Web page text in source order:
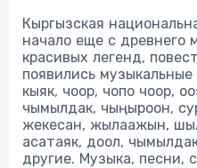
Кыргызская
начало еще с древнего
красивых легенд,
появились
кыяк, чоор, чопо чоор,
чымылдак, чыңыроон,
жекесан, жылаажын,
асатаяк, доол,
другие. Музыка, песни,